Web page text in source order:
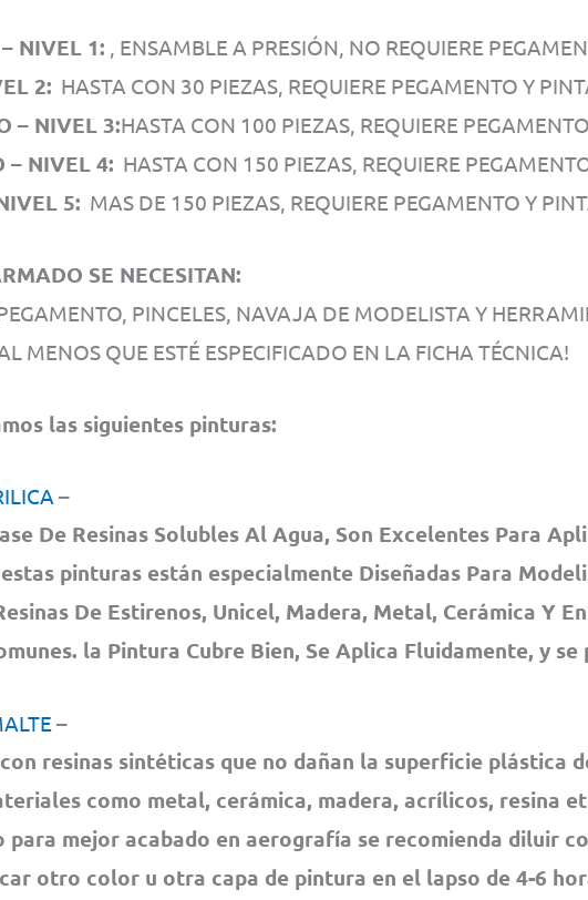
NIVEL 1: , ENSAMBLE A PRESIÓN, NO REQUIERE
2: HASTA CON 30 PIEZAS, REQUIERE PEGAMENTO Y
– NIVEL 3:HASTA CON 100 PIEZAS, REQUIERE
– NIVEL 4: HASTA CON 150 PIEZAS, REQUIERE
5: MAS DE 150 PIEZAS, REQUIERE PEGAMENTO Y
SE NECESITAN:
PINCELES, NAVAJA DE MODELISTA Y
MENOS QUE ESTÉ ESPECIFICADO EN LA FICHA TÉCNICA!
las siguientes pinturas:
–
De Resinas Solubles Al Agua, Son Excelentes Para
pinturas están especialmente Diseñadas Para
De Estirenos, Unicel, Madera, Metal, Cerámica Y
la Pintura Cubre Bien, Se Aplica Fluidamente, y
–
resinas sintéticas que no dañan la superficie plástica
como metal, cerámica, madera, acrílicos, resina
mejor acabado en aerografía se recomienda diluir
otro color u otra capa de pintura en el lapso de 4-6